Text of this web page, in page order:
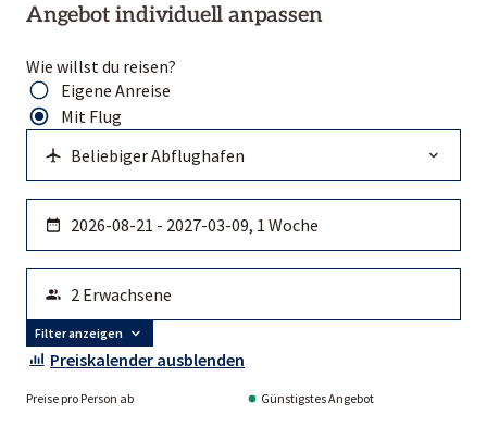
Angebot individuell anpassen
Wie willst du reisen?
Eigene Anreise
Mit Flug
Filter anzeigen
Preiskalender ausblenden
Preise pro Person ab Günstigstes Angebot